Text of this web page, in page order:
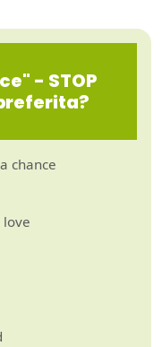
- STOP
chance
love